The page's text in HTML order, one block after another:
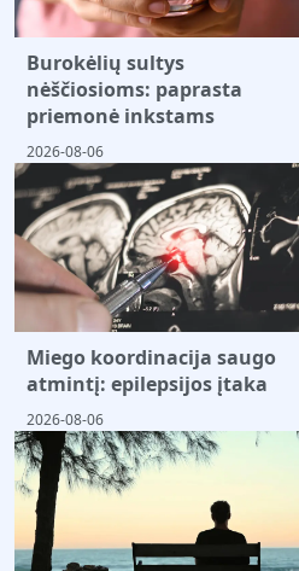
Burokėlių sultys
nėščiosioms: paprasta
priemonė inkstams
2026-08-06
Miego koordinacija saugo
atmintį: epilepsijos įtaka
2026-08-06